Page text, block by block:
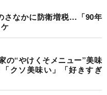
さなかに防衛増税…「90年
の“やけくそメニュー”美味
クソ美味い」「好きすぎ